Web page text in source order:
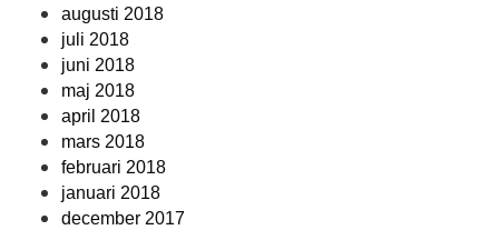
augusti 2018
juli 2018
juni 2018
maj 2018
april 2018
mars 2018
februari 2018
januari 2018
december 2017